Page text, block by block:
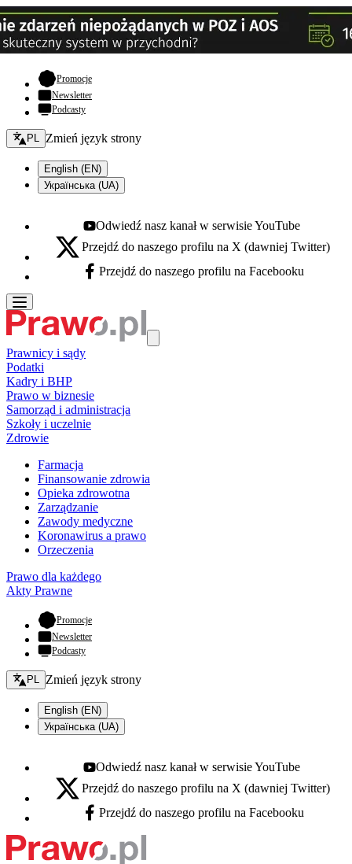
Promocje- otwiera się w nowej karcie
Newsletter
Podcasty
Zmień język - bieżący:
PL Zmień język strony
English (EN)
Українська (UA)
Youtube - otwiera się w nowej karcie
Odwiedź nasz kanał w serwisie YouTube
X - otwiera się w nowej karcie
Przejdź do naszego profilu na X (dawniej Twitter)
Facebook - otwiera się w nowej karcie
Przejdź do naszego profilu na Facebooku
Prawnicy i sądy
Podatki
Kadry i BHP
Prawo w biznesie
Samorząd i administracja
Szkoły i uczelnie
Zdrowie
Farmacja
Finansowanie zdrowia
Opieka zdrowotna
Zarządzanie
Zawody medyczne
Koronawirus a prawo
Orzeczenia
Prawo dla każdego
Akty Prawne
Promocje- otwiera się w nowej karcie
Newsletter
Podcasty
Zmień język - bieżący:
PL Zmień język strony
English (EN)
Українська (UA)
Youtube - otwiera się w nowej karcie
Odwiedź nasz kanał w serwisie YouTube
X - otwiera się w nowej karcie
Przejdź do naszego profilu na X (dawniej Twitter)
Facebook - otwiera się w nowej karcie
Przejdź do naszego profilu na Facebooku